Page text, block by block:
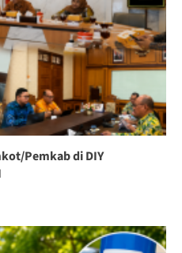
Pemkab di DIY